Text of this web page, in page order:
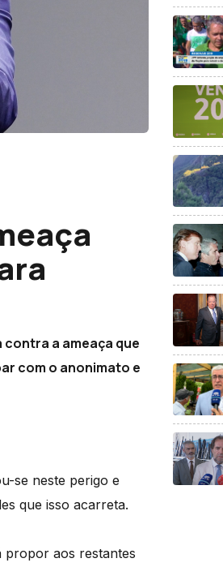
a ameaça que
com o anonimato e
se neste perigo e
que isso acarreta.
propor aos restantes